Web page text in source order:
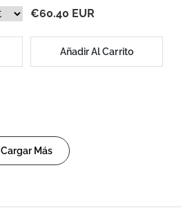
€60.40 EUR
Añadir Al Carrito
Cargar Más